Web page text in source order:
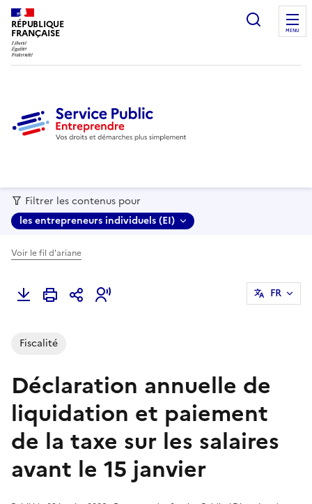
RÉPUBLIQUE
FRANÇAISE MENU
Filtrer les contenus pour
les entrepreneurs individuels (EI)
Voir le fil d'ariane
FR
Fiscalité
Déclaration annuelle de
liquidation et paiement
de la taxe sur les salaires
avant le 15 janvier